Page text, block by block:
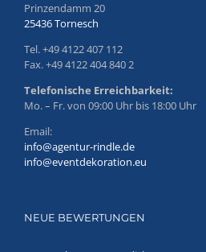
Prinzendamm 20
25436 Tornesch
Tel. +49 4122 407 112
Fax. +49 4122 404 840 2
Telefonische Erreichbarkeit:
Mo. – Fr. von 09:00 Uhr bis 18:00 Uhr
Email:
info@agentur-rindle.de
info@eventdekoration.eu
NEUE BEWERTUNGEN